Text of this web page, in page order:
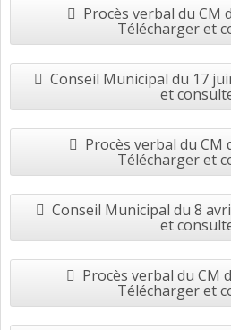
Procès verbal du CM
Télécharger et
Conseil Municipal du 17
et
Procès verbal du CM
Télécharger et
Conseil Municipal du 8
et
Procès verbal du CM
Télécharger et